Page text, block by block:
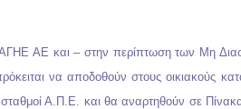
ΑΕ και – στην περίπτωση των Μη
να αποδοθούν στους οικιακούς
Α.Π.Ε. και θα αναρτηθούν σε